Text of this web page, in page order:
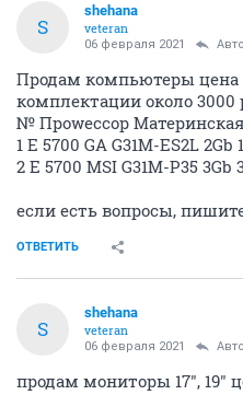
S
shehana
veteran
06 февраля 2021
Продам компьютеры цена
комплектации около 3000
№ Проwессор
1 E 5700 GA G31M-ES2L 2Gb
2 E 5700 MSI G31M-P35 3Gb
если есть вопросы,
ОТВЕТИТЬ
S
shehana
veteran
06 февраля 2021
продам мониторы 17", 19"